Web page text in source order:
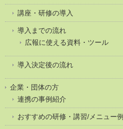
講座・研修の導入
導入までの流れ
広報に使える資料・ツール
導入決定後の流れ
企業・団体の方
連携の事例紹介
おすすめの研修・講習/メニュー例